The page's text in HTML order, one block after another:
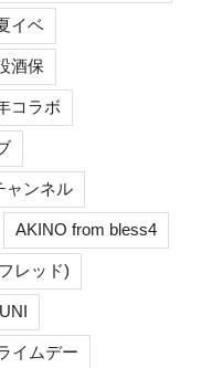
イベ
酒保
コラボ
ャンネル
AKINO from bless4
レッド)
イムデー